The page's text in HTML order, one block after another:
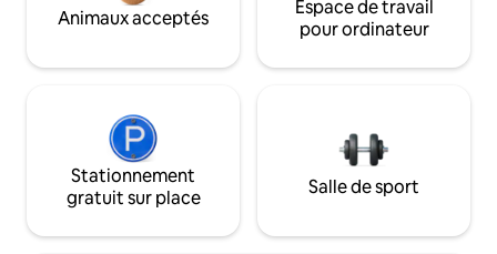
Animaux acceptés
Espace de travail
pour ordinateur
Stationnement
gratuit sur place
Salle de sport